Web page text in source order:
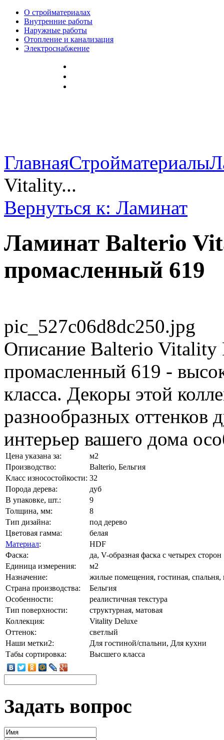
О стройматериалах
Внутренние работы
Наружные работы
Отопление и канализация
Электроснабжение
ГлавнаяСтройматериалы
Vitality...
Вернуться к: Ламинат
Ламинат Balterio
промасленный 619
pic_527c06d8dc250.jpg
Описание Balterio Vitality
промасленный 619 -
класса. Декоры этой
разнообразных оттенков
интерьер вашего дома
Цена указана за:
м2
Производство:
Balterio, Бельгия
Класс износостойкости: 32
Порода дерева:
дуб
В упаковке, шт.:
9
Толщина, мм:
8
Тип дизайна:
под дерево
Цветовая гамма:
белая
Материал:
HDF
Фаска:
да, V-образная фаска с четырех сторон
Единица измерения:
м2
Назначение:
жилые помещения, гостиная, спальня,
Страна производства:
Бельгия
Особенности:
реалистичная текстура
Тип поверхности:
структурная, матовая
Коллекция:
Vitality Deluxe
Оттенок:
светлый
Наши метки2:
Для гостиной/спальни, Для кухни
Табы сортировка:
Высшего класса
Задать вопрос